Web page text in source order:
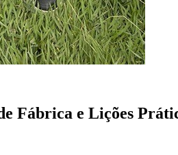
Fábrica e Lições